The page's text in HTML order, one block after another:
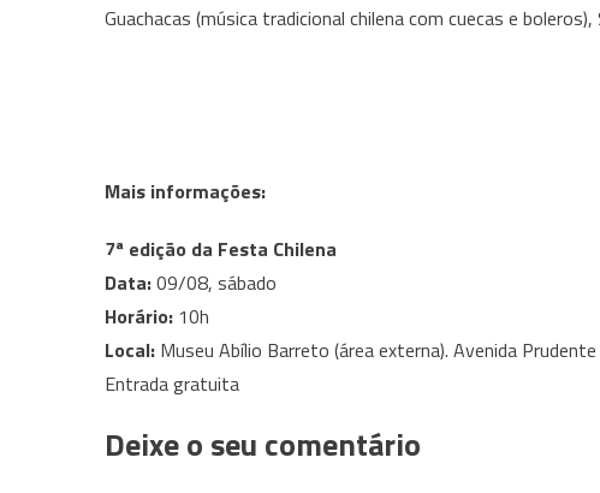
Guachacas (música tradicional chilena com cuecas e
Mais informações:
7ª edição da Festa Chilena
Data:09/08, sábado
Horário: 10h
Local: Museu Abílio Barreto (área externa). Avenida
Entrada gratuita
Deixe o seu comentário